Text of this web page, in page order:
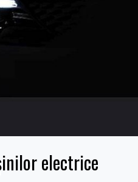
electrice